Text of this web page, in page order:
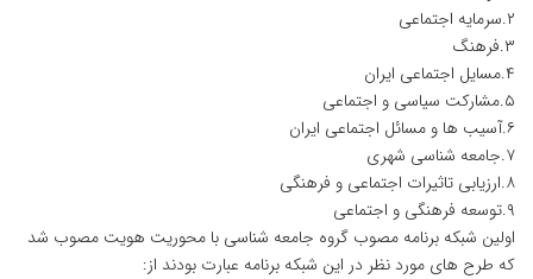
۲.سرمایه اجتماعی
۳.فرهنگ
۴.مسایل اجتماعی ایران
۵.مشارکت سیاسی و اجتماعی
۶.آسیب ها و مسائل اجتماعی ایران
۷.جامعه شناسی شهری
۸.ارزیابی تاثیرات اجتماعی و فرهنگی
۹.توسعه فرهنگی و اجتماعی
اولین شبکه برنامه مصوب گروه جامعه شناسی با محوریت هویت مصوب شد
که طرح های مورد نظر در این شبکه برنامه عبارت بودند از: